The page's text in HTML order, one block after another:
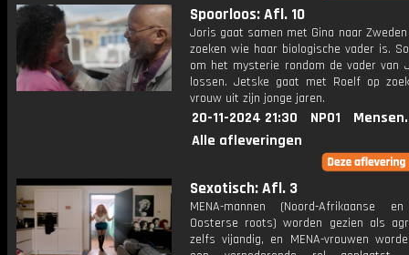
Spoorloos: Afl. 10
Joris gaat samen met Gina naar
zoeken wie haar biologische vader is.
om het mysterie rondom de vader van
lossen. Jetske gaat met Roelf op
vrouw uit zijn jonge jaren.
20-11-2024 21:30 NPO1
Alle afleveringen
Sexotisch: Afl. 3
MENA-mannen (Noord-Afrikaanse
Oosterse roots) worden gezien als
zelfs vijandig, en MENA-vrouwen